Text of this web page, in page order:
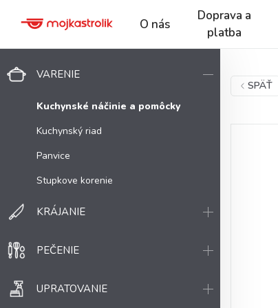
O nás
Doprava a
platba
VARENIE
Kuchynské náčinie a pomôcky
Kuchynský riad
Panvice
Stupkove korenie
KRÁJANIE
PEČENIE
UPRATOVANIE
SPÄŤ